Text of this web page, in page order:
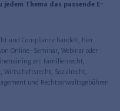
Thema das passende E-
und Compliance handelt, hier
Online-Seminar, Webinar oder
an: Familienrecht,
Wirtschaftsrecht, Sozialrecht,
und Rechtsanwaltsgebühren